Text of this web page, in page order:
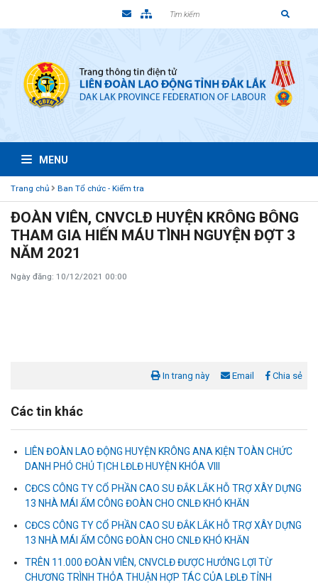
MENU
Trang chủ Ban Tổ chức - Kiểm tra
ĐOÀN VIÊN, CNVCLĐ HUYỆN KRÔNG BÔNG
THAM GIA HIẾN MÁU TÌNH NGUYỆN ĐỢT 3
NĂM 2021
Ngày đăng: 10/12/2021 00:00
In trang này Email Chia sẻ
Các tin khác
LIÊN ĐOÀN LAO ĐỘNG HUYỆN KRÔNG ANA KIỆN TOÀN CHỨC
DANH PHÓ CHỦ TỊCH LĐLĐ HUYỆN KHÓA VIII
CĐCS CÔNG TY CỔ PHẦN CAO SU ĐẮK LẮK HỖ TRỢ XÂY DỰNG
13 NHÀ MÁI ẤM CÔNG ĐOÀN CHO CNLĐ KHÓ KHĂN
CĐCS CÔNG TY CỔ PHẦN CAO SU ĐẮK LẮK HỖ TRỢ XÂY DỰNG
13 NHÀ MÁI ẤM CÔNG ĐOÀN CHO CNLĐ KHÓ KHĂN
TRÊN 11.000 ĐOÀN VIÊN, CNVCLĐ ĐƯỢC HƯỞNG LỢI TỪ
CHƯƠNG TRÌNH THỎA THUẬN HỢP TÁC CỦA LĐLĐ TỈNH
Liên đoàn Lao động tỉnh tổ chức trao kinh phí hỗ trợ xây dựng nhà